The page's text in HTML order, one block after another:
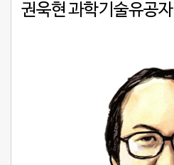
권욱현 과학기술유공자